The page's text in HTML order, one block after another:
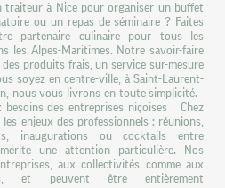
traiteur à Nice pour organiser un buffet
ou un repas de séminaire ? Faites
partenaire culinaire pour tous les
les Alpes-Maritimes. Notre savoir-faire
produits frais, un service sur-mesure
soyez en centre-ville, à Saint-Laurent-
nous vous livrons en toute simplicité.
besoins des entreprises niçoises Chez
les enjeux des professionnels : réunions,
inaugurations ou cocktails entre
une attention particulière. Nos
aux collectivités comme aux
et peuvent être entièrement